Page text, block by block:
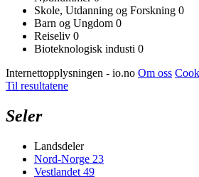
Skole, Utdanning og Forskning 0
Barn og Ungdom 0
Reiseliv 0
Bioteknologisk industi 0
Internettopplysningen - io.no Om oss
Til resultatene
Seler
Landsdeler
Nord-Norge 23
Vestlandet 49